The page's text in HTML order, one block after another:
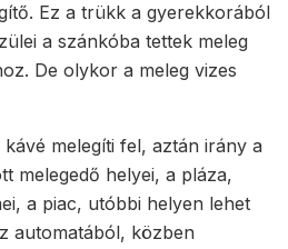
Ez a trükk a gyerekkorából
a szánkóba tettek meleg
De olykor a meleg vizes
melegíti fel, aztán irány a
melegedő helyei, a pláza,
a piac, utóbbi helyen lehet
automatából, közben